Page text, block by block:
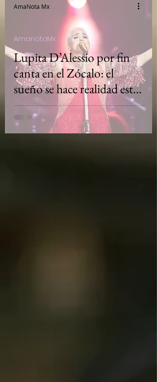
Lupita D’Alessio por fin
canta en el Zócalo: el
sueño se hace realidad este
10 de mayo
AmanotaMx
AmaNota Mx